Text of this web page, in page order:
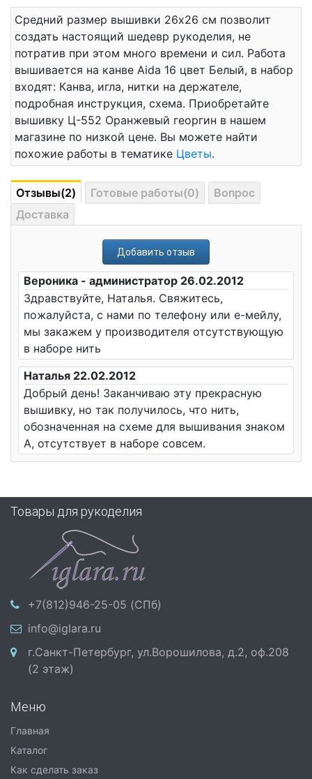
Средний размер вышивки 26x26 см позволит
создать настоящий шедевр рукоделия, не
потратив при этом много времени и сил. Работа
вышивается на канве Aida 16 цвет Белый, в набор
входят: Канва, игла, нитки на держателе,
подробная инструкция, схема. Приобретайте
вышивку Ц-552 Оранжевый георгин в нашем
магазине по низкой цене. Вы можете найти
похожие работы в тематике Цветы.
Отзывы(2) Готовые работы(0)
Вопрос
Доставка
Добавить отзыв
Вероника - администратор 26.02.2012
Здравствуйте, Наталья. Свяжитесь,
пожалуйста, с нами по телефону или е-мейлу,
мы закажем у производителя отсутствующую
в наборе нить
Наталья 22.02.2012
Добрый день! Заканчиваю эту прекрасную
вышивку, но так получилось, что нить,
обозначенная на схеме для вышивания знаком
А, отсутствует в наборе совсем.
Товары для рукоделия
+7(812)946-25-05 (СПб)
info@iglara.ru
г.Санкт-Петербург, ул.Ворошилова, д.2, оф.208
(2 этаж)
Меню
Главная
Каталог
Как сделать заказ